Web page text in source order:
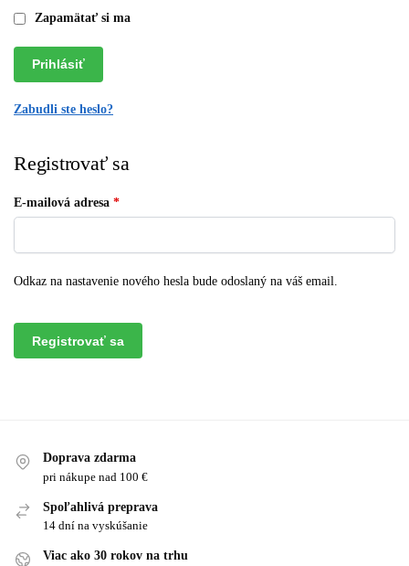
Zapamätať si ma
Prihlásiť
Zabudli ste heslo?
Registrovať sa
E-mailová adresa *
Odkaz na nastavenie nového hesla bude odoslaný na váš email.
Registrovať sa
Doprava zdarma
pri nákupe nad 100 €
Spoľahlivá preprava
14 dní na vyskúšanie
Viac ako 30 rokov na trhu